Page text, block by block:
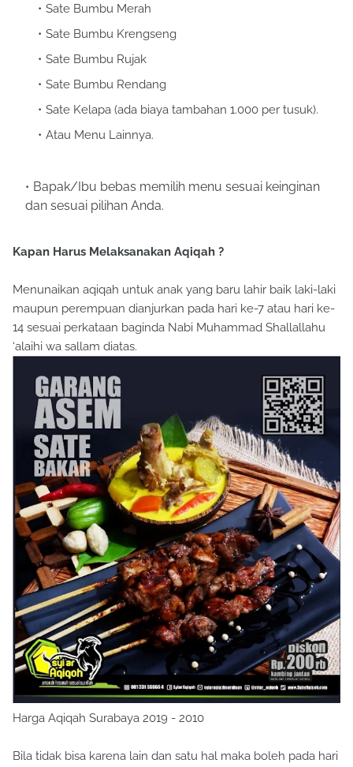
Sate Bumbu Merah
Sate Bumbu Krengseng
Sate Bumbu Rujak
Sate Bumbu Rendang
Sate Kelapa (ada biaya tambahan 1.000 per tusuk).
Atau Menu Lainnya.
Bapak/Ibu bebas memilih menu sesuai keinginan
dan sesuai pilihan Anda.
Kapan Harus Melaksanakan Aqiqah ?
Menunaikan aqiqah untuk anak yang baru lahir baik laki-laki
maupun perempuan dianjurkan pada hari ke-7 atau hari ke-
14 sesuai perkataan baginda Nabi Muhammad Shallallahu
‘alaihi wa sallam diatas.
Harga Aqiqah Surabaya 2019 - 2010
Bila tidak bisa karena lain dan satu hal maka boleh pada hari